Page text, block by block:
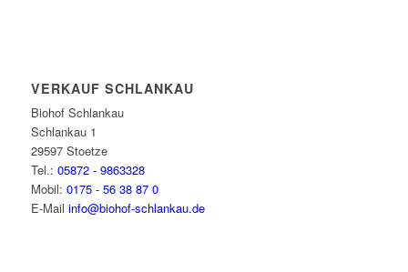
VERKAUF SCHLANKAU
Biohof Schlankau
Schlankau 1
29597 Stoetze
Tel.: 05872 - 9863328
Mobil: 0175 - 56 38 87 0
E-Mail info@biohof-schlankau.de